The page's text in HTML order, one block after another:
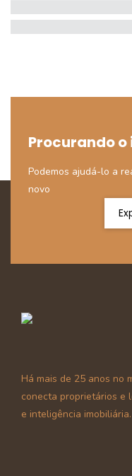
Procurando o
Podemos ajudá-lo a
novo
Há mais de 25 anos no
conecta proprietários e
e inteligência imobiliária.